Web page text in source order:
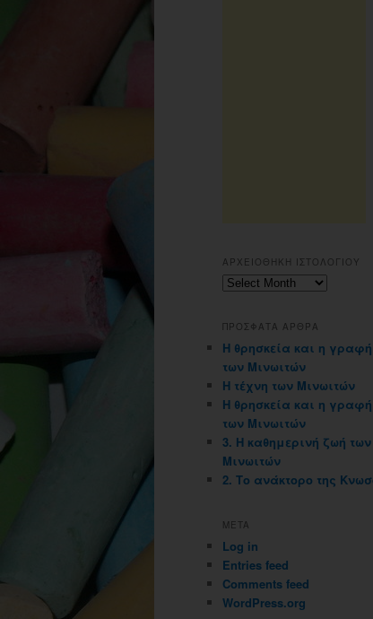
ΑΡΧΕΙΟΘΗΚΗ ΙΣΤΟΛΟΓΙΟΥ
Αρχειοθηκη
ΠΡΟΣΦΑΤΑ ΑΡΘΡΑ
Η θρησκεία και η γραφή
των Μινωιτών
Η τέχνη των Μινωιτών
Η θρησκεία και η γραφή
των Μινωιτών
3. Η καθημερινή ζωή των
Μινωιτών
2. Το ανάκτορο της
META
Log in
Entries feed
Comments feed
WordPress.org